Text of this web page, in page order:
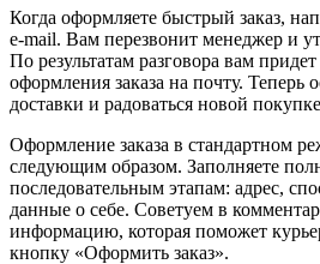
Когда оформляете быстрый заказ,
e-mail. Вам перезвонит менеджер и
По результатам разговора вам
оформления заказа на почту. Теперь
доставки и радоваться новой
Оформление заказа в стандартном
следующим образом. Заполняете
последовательным этапам: адрес,
данные о себе. Советуем в
информацию, которая поможет
кнопку «Оформить заказ».